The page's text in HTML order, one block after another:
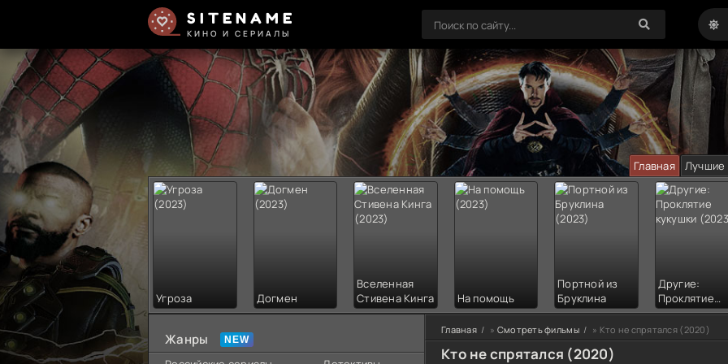
SITENAME
КИНО И СЕРИАЛЫ
Главная Лучшие
Угроза Догмен
Вселенная
Стивена Кинга
На помощь
Портной из
Бруклина
Другие:
Проклятие
кукушки
Жанры
Главная » Смотреть фильмы » Кто не спрятался (2020)
Кто не спрятался (2020)